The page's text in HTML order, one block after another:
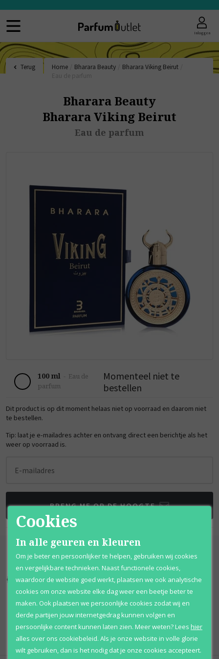
Inloggen
Terug Home Bharara Beauty Bharara Viking Beirut
Bharara Beauty
Bharara Viking Beirut
Eau de parfum
100 ml - Eau de
parfum
Momenteel niet te
bestellen
Dit product is op dit moment helaas niet op voorraad en daarom niet
te bestellen.
Tip: laat je e-mailadres achter en ontvang direct een berichtje als het
weer op voorraad is.
E-mailadres
BRENG ME OP DE HOOGTE
Kortingen tot wel 70% Al 12 jaar voordelig
100% originele parfums Afhalen mogelijk
Qshops Keurmerk
Cookies
In alle geuren en kleuren
Om je beter en persoonlijker te helpen, gebruiken wij cookies
en vergelijkbare technieken. Naast functionele cookies,
waardoor de website goed werkt, plaatsen we ook analytische
cookies om onze website elke dag weer een beetje beter te
maken. Ook plaatsen we persoonlijke cookies zodat wij en
derde partijen jouw internetgedrag kunnen volgen en
persoonlijke content kunnen laten zien. Meer weten?Lees hier
alles over ons cookiebeleid. Als je onze website in volle glorie
wilt gebruiken, dan is het nodig dat je onze cookies accepteert.